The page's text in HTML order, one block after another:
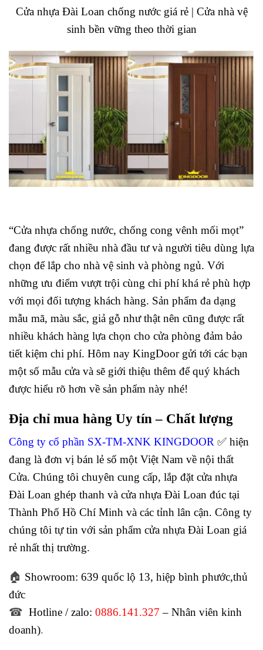
Cửa nhựa Đài Loan chống nước giá rẻ | Cửa nhà vệ
sinh bền vững theo thời gian
“Cửa nhựa chống nước, chống cong vênh mối mọt”
đang được rất nhiều nhà đầu tư và người tiêu dùng lựa
chọn để lắp cho nhà vệ sinh và phòng ngủ. Với
những ưu điểm vượt trội cùng chi phí khá rẻ phù hợp
với mọi đối tượng khách hàng. Sản phẩm đa dạng
mẫu mã, màu sắc, giả gỗ như thật nên cũng được rất
nhiều khách hàng lựa chọn cho cửa phòng đảm bảo
tiết kiệm chi phí. Hôm nay KingDoor gửi tới các bạn
một số mẫu cửa và sẽ giới thiệu thêm để quý khách
được hiểu rõ hơn về sản phẩm này nhé!
Địa chỉ mua hàng Uy tín – Chất lượng
Công ty cổ phần SX-TM-XNK KINGDOOR ✅ hiện
đang là đơn vị bán lẻ số một Việt Nam về nội thất
Cửa. Chúng tôi chuyên cung cấp, lắp đặt cửa nhựa
Đài Loan ghép thanh và cửa nhựa Đài Loan đúc tại
Thành Phố Hồ Chí Minh và các tỉnh lân cận. Công ty
chúng tôi tự tin với sản phẩm cửa nhựa Đài Loan giá
rẻ nhất thị trường.
🏠 Showroom: 639 quốc lộ 13, hiệp bình phước,thủ
đức
☎ Hotline / zalo: 0886.141.327 – Nhân viên kinh
doanh).